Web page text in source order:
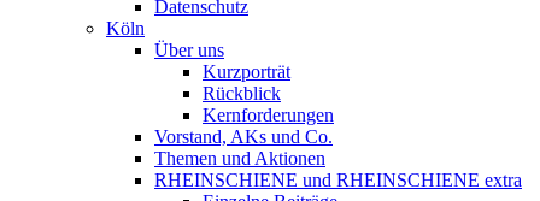
Datenschutz
Köln
Über uns
Kurzporträt
Rückblick
Kernforderungen
Vorstand, AKs und Co.
Themen und Aktionen
RHEINSCHIENE und RHEINSCHIENE extra